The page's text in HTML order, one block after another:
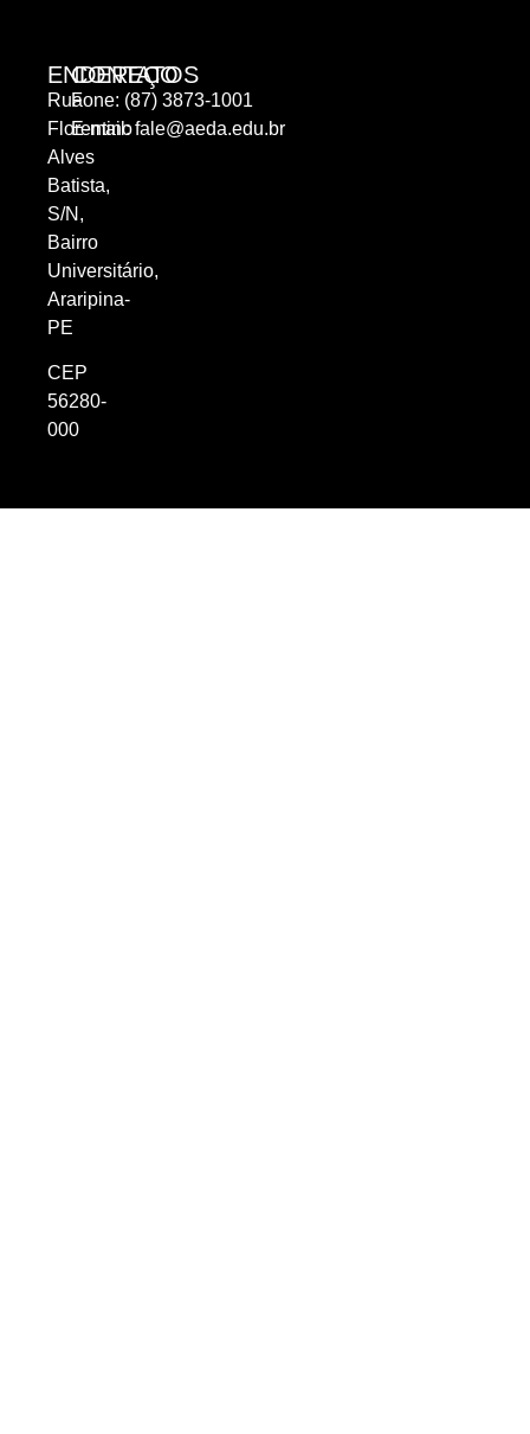
ENDEREÇO
Rua
Florentino
Alves
Batista,
S/N,
Bairro
Universitário,
Araripina-
PE
CEP
56280-
000
CONTATOS
Fone: (87) 3873-1001
E-mail:fale@aeda.edu.br